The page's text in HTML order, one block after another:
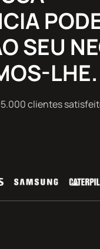
SEU
LHE.
clientes